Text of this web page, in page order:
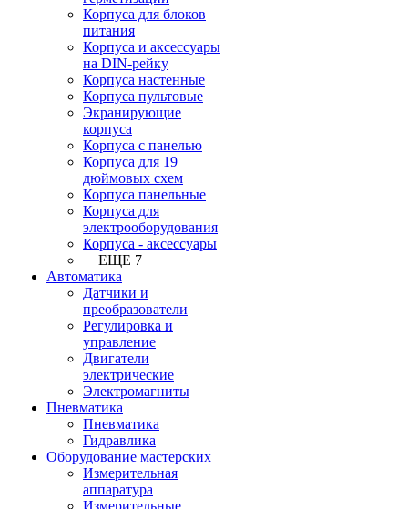
Корпуса для блоков
питания
Корпуса и аксессуары
на DIN-рейку
Корпуса настенные
Корпуса пультовые
Экранирующие
корпуса
Корпуса с панелью
Корпуса для 19
дюймовых схем
Корпуса панельные
Корпуса для
электрооборудования
Корпуса - аксессуары
+ ЕЩЕ 7
Автоматика
Датчики и
преобразователи
Регулировка и
управление
Двигатели
электрические
Электромагниты
Пневматика
Пневматика
Гидравлика
Оборудование мастерских
Измерительная
аппаратура
Измерительные